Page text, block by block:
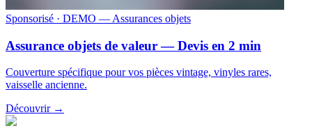
Sponsorisé · DEMO — Assurances objets
Assurance objets de valeur — Devis en 2 min
Couverture spécifique pour vos pièces vintage, vinyles rares,
vaisselle ancienne.
Découvrir →